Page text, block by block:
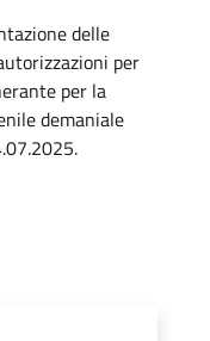
delle
per
per la
demaniale